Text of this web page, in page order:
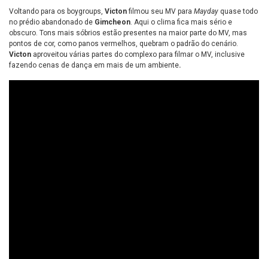
Voltando para os boygroups, Victonfilmou seu MV para Mayday quase todo
no prédio abandonado de Gimcheon. Aqui o clima fica mais sério e
obscuro. Tons mais sóbrios estão presentes na maior parte do MV, mas
pontos de cor, como panos vermelhos, quebram o padrão do cenário.
Victon aproveitou várias partes do complexo para filmar o MV, inclusive
fazendo cenas de dança em mais de um ambiente.